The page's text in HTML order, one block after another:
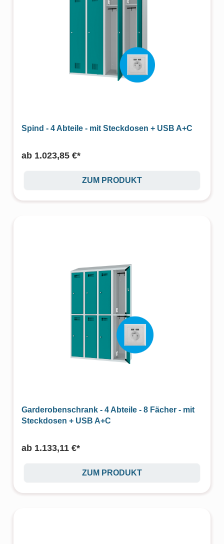
Spind - 4 Abteile - mit Steckdosen + USB A+C
ab 1.023,85 €*
ZUM PRODUKT
Garderobenschrank - 4 Abteile - 8 Fächer - mit
Steckdosen + USB A+C
ab 1.133,11 €*
ZUM PRODUKT